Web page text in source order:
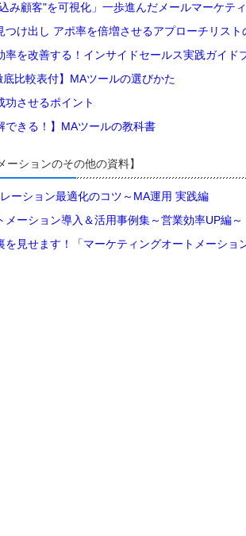
み顧客"を可視化」一歩進んだメールマーケテ
つけ出し アポ率を倍増させるアプローチリスト
率を改善する！インサイドセールス実践ガイド
底比較表付】MAツールの選びかた
功させるポイント
できる！】MAツールの教科書
ーションのその他の資料】
ーション最適化のコツ～MA運用 実践編
メーション導入＆活用事例集～営業効率UP編～
見せます！「マーケティングオートメーショ